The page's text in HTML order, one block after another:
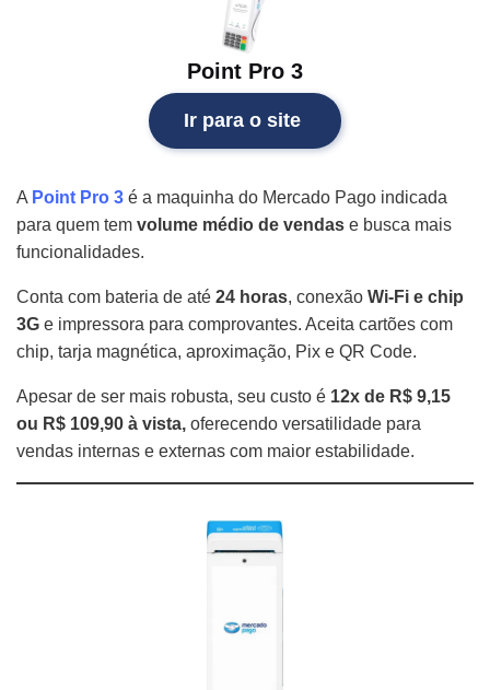
Point Pro 3
Ir para o site
A Point Pro 3 é a maquinha do Mercado Pago indicada
para quem tem volume médio de vendas e busca mais
funcionalidades.
Conta com bateria de até 24 horas, conexão Wi-Fi e chip
3G e impressora para comprovantes. Aceita cartões com
chip, tarja magnética, aproximação, Pix e QR Code.
Apesar de ser mais robusta, seu custo é 12x de R$ 9,15
ou R$ 109,90 à vista, oferecendo versatilidade para
vendas internas e externas com maior estabilidade.